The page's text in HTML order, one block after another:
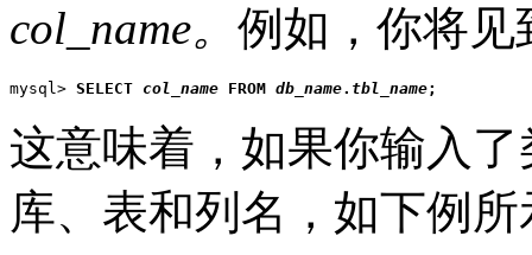
col_name。 例如，你将见
mysql> SELECT col_name FROM db_name. tbl_name;
这意味着，如果你输入
库、表和列名，如下例所